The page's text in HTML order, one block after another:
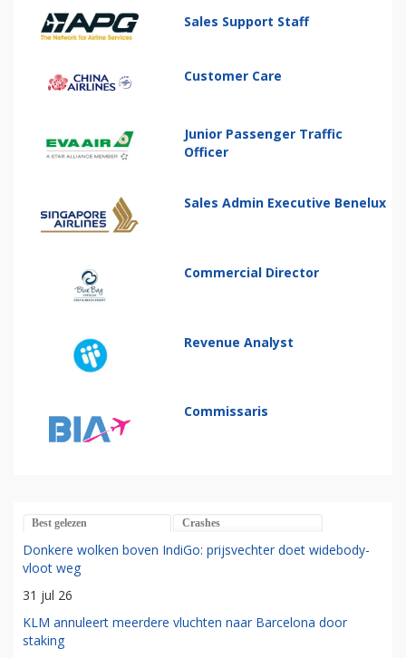
Sales Support Staff
Customer Care
Junior Passenger Traffic
Officer
Sales Admin Executive Benelux
Commercial Director
Revenue Analyst
Commissaris
Best gelezen Crashes
Donkere wolken boven IndiGo: prijsvechter doet widebody-
vloot weg
31 jul 26
KLM annuleert meerdere vluchten naar Barcelona door
staking